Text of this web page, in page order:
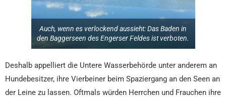
Auch, wenn es verlockend aussieht: Das Baden in
den Baggerseen des Engerser Feldes ist verboten.
Deshalb appelliert die Untere Wasserbehörde unter anderem an
Hundebesitzer, ihre Vierbeiner beim Spaziergang an den Seen an
der Leine zu lassen. Oftmals würden Herrchen und Frauchen ihre